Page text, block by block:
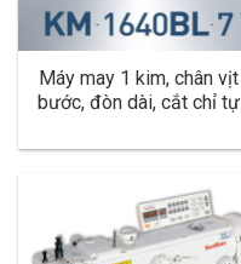
Máy may 1 kim, chân vịt
bước, đòn dài, cắt chỉ tự
hàng dày KM-1640BL-7